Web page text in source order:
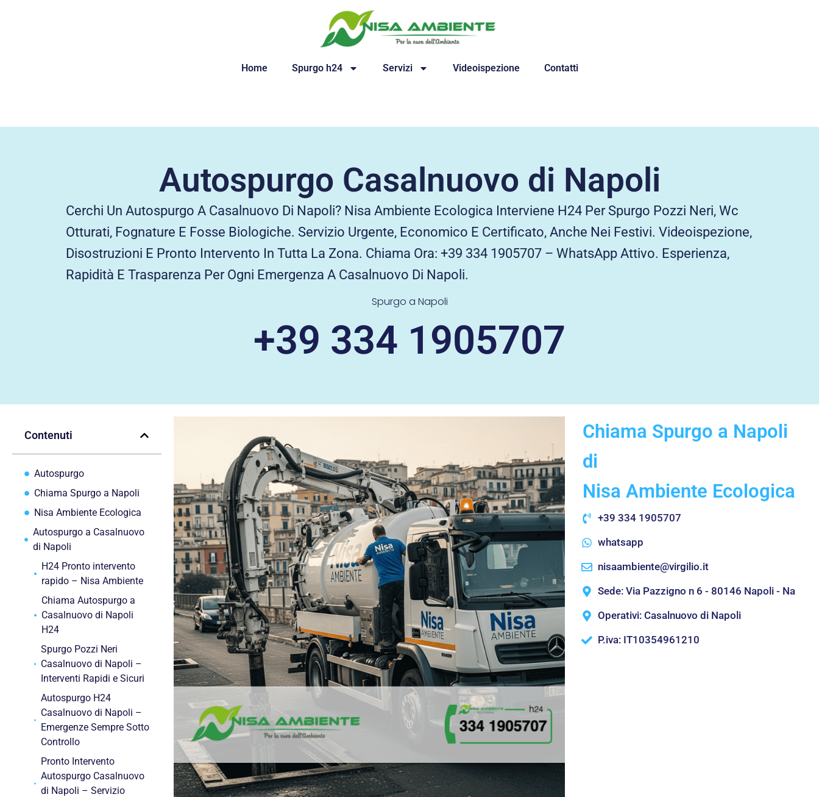
Home Spurgo h24 Servizi Videoispezione Contatti
Autospurgo Casalnuovo di Napoli
Cerchi Un Autospurgo A Casalnuovo Di Napoli? Nisa Ambiente Ecologica Interviene H24 Per Spurgo Pozzi Neri, Wc
Otturati, Fognature E Fosse Biologiche. Servizio Urgente, Economico E Certificato, Anche Nei Festivi. Videoispezione,
Disostruzioni E Pronto Intervento In Tutta La Zona. Chiama Ora: +39 334 1905707 – WhatsApp Attivo. Esperienza,
Rapidità E Trasparenza Per Ogni Emergenza A Casalnuovo Di Napoli.
Spurgo a Napoli
+39 334 1905707
Contenuti
Autospurgo
Chiama Spurgo a Napoli
Nisa Ambiente Ecologica
Autospurgo a Casalnuovo
di Napoli
H24 Pronto intervento
rapido – Nisa Ambiente
Chiama Autospurgo a
Casalnuovo di Napoli
H24
Spurgo Pozzi Neri
Casalnuovo di Napoli –
Interventi Rapidi e Sicuri
Autospurgo H24
Casalnuovo di Napoli –
Emergenze Sempre Sotto
Controllo
Pronto Intervento
Autospurgo Casalnuovo
di Napoli – Servizio
Chiama Spurgo a Napoli
di
Nisa Ambiente Ecologica
+39 334 1905707
whatsapp
nisaambiente@virgilio.it
Sede: Via Pazzigno n 6 - 80146 Napoli - Na
Operativi: Casalnuovo di Napoli
P.iva: IT10354961210